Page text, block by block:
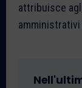
attribuisce
amministrativi